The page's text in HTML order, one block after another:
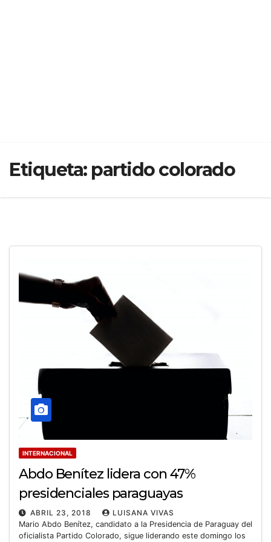
Etiqueta: partido colorado
INTERNACIONAL
Abdo Benítez lidera con 47%
presidenciales paraguayas
ABRIL 23, 2018
LUISANA VIVAS
Mario Abdo Benítez, candidato a la Presidencia de Paraguay del
oficialista Partido Colorado, sigue liderando este domingo los